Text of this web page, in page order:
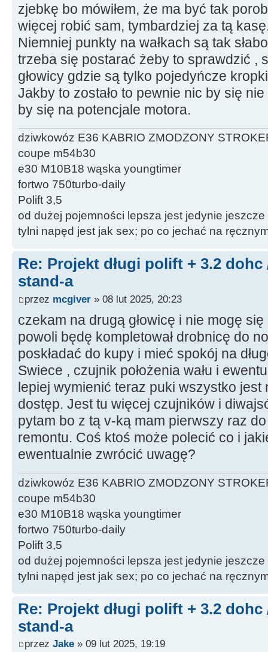
zjebkę bo mówiłem, że ma być tak
więcej robić sam, tymbardziej za tą
Niemniej punkty na wałkach są tak
trzeba się postarać żeby to sprawdzić ,
głowicy gdzie są tylko pojedyńcze
Jakby to zostało to pewnie nic by się nie
by się na potencjale motora.
dziwkowóz E36 KABRIO ZMODZONY
coupe m54b30
e30 M10B18 wąska youngtimer
fortwo 750turbo-daily
Polift 3,5
od dużej pojemności lepsza jest jedynie jeszcze
tylni napęd jest jak sex; po co jechać na
Re: Projekt długi polift + 3.2 dohc
stand-a
przez mcgiver » 08 lut 2025, 20:23
czekam na drugą głowicę i nie mogę
powoli będę kompletował drobnicę do
poskładać do kupy i mieć spokój na
Swiece , czujnik położenia wału i
lepiej wymienić teraz puki wszystko jest
dostęp. Jest tu więcej czujników i
pytam bo z tą v-ką mam pierwszy raz
remontu. Coś ktoś może polecić co i
ewentualnie zwrócić uwagę?
dziwkowóz E36 KABRIO ZMODZONY
coupe m54b30
e30 M10B18 wąska youngtimer
fortwo 750turbo-daily
Polift 3,5
od dużej pojemności lepsza jest jedynie jeszcze
tylni napęd jest jak sex; po co jechać na
Re: Projekt długi polift + 3.2 dohc
stand-a
przez Jake » 09 lut 2025, 19:19